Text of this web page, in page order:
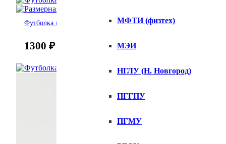
МФТИ (физтех)
МЭИ
НГЛУ (Н. Новгород)
ПГГПУ
ПГМУ
Футболка мужская Pofigizm
1300 ₽